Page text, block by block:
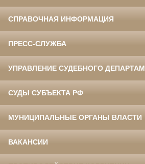
СПРАВОЧНАЯ ИНФОРМАЦИЯ
ПРЕСС-СЛУЖБА
УПРАВЛЕНИЕ СУДЕБНОГО
СУДЫ СУБЪЕКТА РФ
МУНИЦИПАЛЬНЫЕ ОРГАНЫ ВЛАСТИ
ВАКАНСИИ